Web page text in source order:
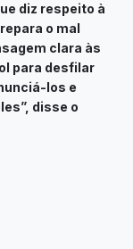
diz respeito à
o mal
clara às
para desfilar
los e
disse o